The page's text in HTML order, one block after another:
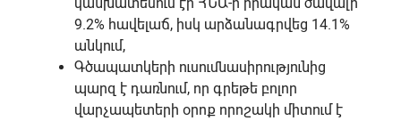
կանխատեսում էր ՀՆԱ-ի իրական ծավալի
9.2% հավելաճ, իսկ արձանագրվեց 14.1%
անկում,
Գծապատկերի ուսումնասիրությունից
պարզ է դառնում, որ գրեթե բոլոր
վարչապետերի օրոք որոշակի միտում է